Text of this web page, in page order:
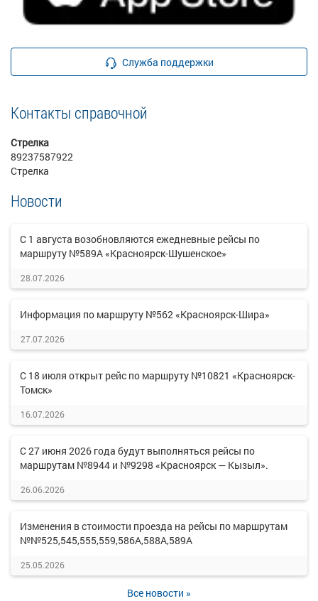
Служба поддержки
Контакты справочной
Стрелка
89237587922
Стрелка
Новости
С 1 августа возобновляются ежедневные рейсы по
маршруту №589А «Красноярск-Шушенское»
28.07.2026
Информация по маршруту №562 «Красноярск-Шира»
27.07.2026
С 18 июля открыт рейс по маршруту №10821 «Красноярск-
Томск»
16.07.2026
С 27 июня 2026 года будут выполняться рейсы по
маршрутам №8944 и №9298 «Красноярск — Кызыл».
26.06.2026
Изменения в стоимости проезда на рейсы по маршрутам
№№525,545,555,559,586А,588А,589А
25.05.2026
Все новости »